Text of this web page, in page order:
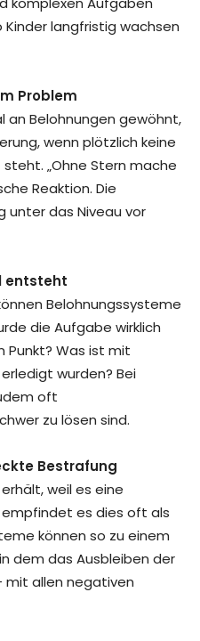
langfristig wachsen
Problem
an Belohnungen gewöhnt,
wenn plötzlich keine
„Ohne Stern mache
Reaktion. Die
unter das Niveau vor
entsteht
Belohnungssysteme
die Aufgabe wirklich
Was ist mit
wurden? Bei
oft
zu lösen sind.
Bestrafung
weil es eine
es dies oft als
können so zu einem
dem das Ausbleiben der
mit allen negativen